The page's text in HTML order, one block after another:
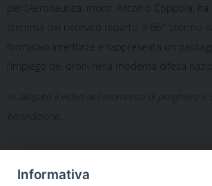
per l’Aeronautica, mons. Antonio Coppola, ha
stemma del neonato reparto. Il 66° Stormo
formativo interforze e rappresenta un
l’impiego dei droni nella moderna difesa
Informativa